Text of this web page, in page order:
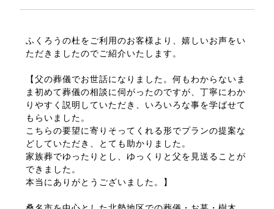
ふくろうの杜をご利用のお客様より、嬉しいお声をい
ただきましたのでご紹介いたします。
【父の葬儀でお世話になりました。何もわからないま
ま初めて葬儀の相談に伺がったのですが、丁寧にわか
りやすく説明していただき、いろいろな事を学ばせて
もらいました。
こちらの要望に寄りそってくれる形でプランの提案な
どしていただき、とても助かりました。
家族葬でゆったりとし、ゆっくりと父を見送ることが
できました。
本当にありがとうございました。】